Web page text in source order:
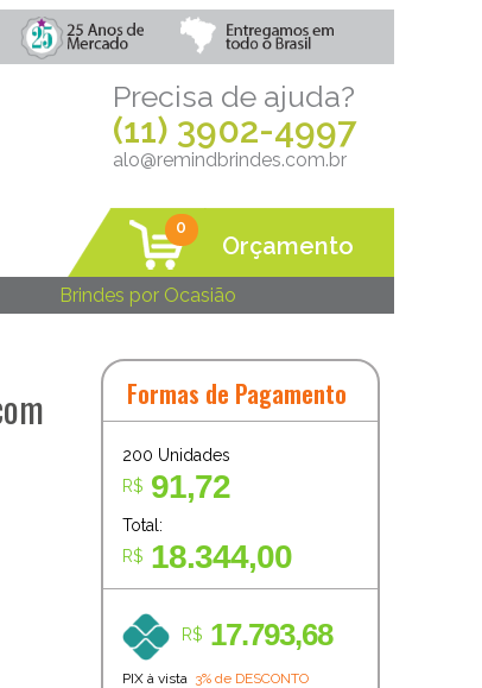
Precisa de ajuda?
(11) 3902-4997
alo@remindbrindes.com.br
0
Orçamento
Brindes por Ocasião
Formas de Pagamento
200 Unidades
R$ 91,72
Total:
R$ 18.344,00
R$ 17.793,68
PIX à vista 3% de DESCONTO